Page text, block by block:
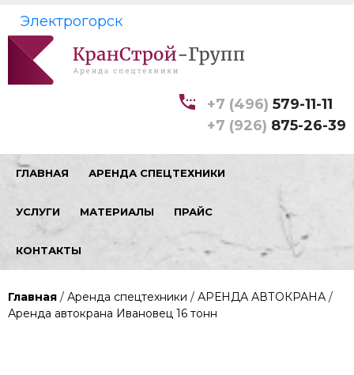
+7 (496) 579-11-11
+7 (926) 875-26-39
Электрогорск
ГЛАВНАЯ АРЕНДА СПЕЦТЕХНИКИ
УСЛУГИ МАТЕРИАЛЫ ПРАЙС
КОНТАКТЫ
Главная / Аренда спецтехники / АРЕНДА АВТОКРАНА /
Аренда автокрана Ивановец 16 тонн